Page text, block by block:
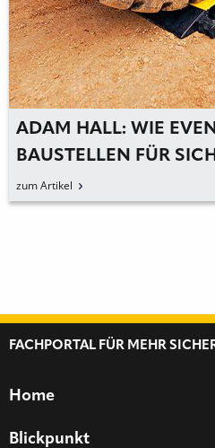
ADAM HALL: WIE
BAUSTELLEN FÜR
KABELSCHUTZ
zum Artikel
FACHPORTAL FÜR MEHR
Home
Blickpunkt